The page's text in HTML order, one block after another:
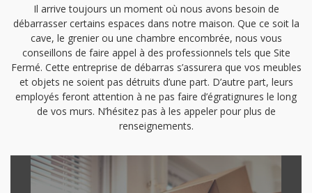
Il arrive toujours un moment où nous avons besoin de
débarrasser certains espaces dans notre maison. Que ce soit la
cave, le grenier ou une chambre encombrée, nous vous
conseillons de faire appel à des professionnels tels que Site
Fermé. Cette entreprise de débarras s’assurera que vos meubles
et objets ne soient pas détruits d’une part. D’autre part, leurs
employés feront attention à ne pas faire d’égratignures le long
de vos murs. N’hésitez pas à les appeler pour plus de
renseignements.